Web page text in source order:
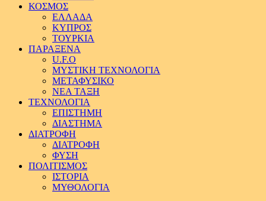
ΚΟΣΜΟΣ
ΕΛΛΑΔΑ
ΚΥΠΡΟΣ
ΤΟΥΡΚΙΑ
ΠΑΡΑΞΕΝΑ
U.F.O
ΜΥΣΤΙΚΗ ΤΕΧΝΟΛΟΓΙΑ
ΜΕΤΑΦΥΣΙΚΟ
ΝΕΑ ΤΑΞΗ
ΤΕΧΝΟΛΟΓΙΑ
ΕΠΙΣΤΗΜΗ
ΔΙΑΣΤΗΜΑ
ΔΙΑΤΡΟΦΗ
ΔΙΑΤΡΟΦΗ
ΦΥΣΗ
ΠΟΛΙΤΙΣΜΟΣ
ΙΣΤΟΡΙΑ
ΜΥΘΟΛΟΓΙΑ